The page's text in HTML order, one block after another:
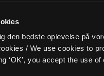
den bedste oplevelse på
/ We use cookies to
‘OK’, you accept the use of